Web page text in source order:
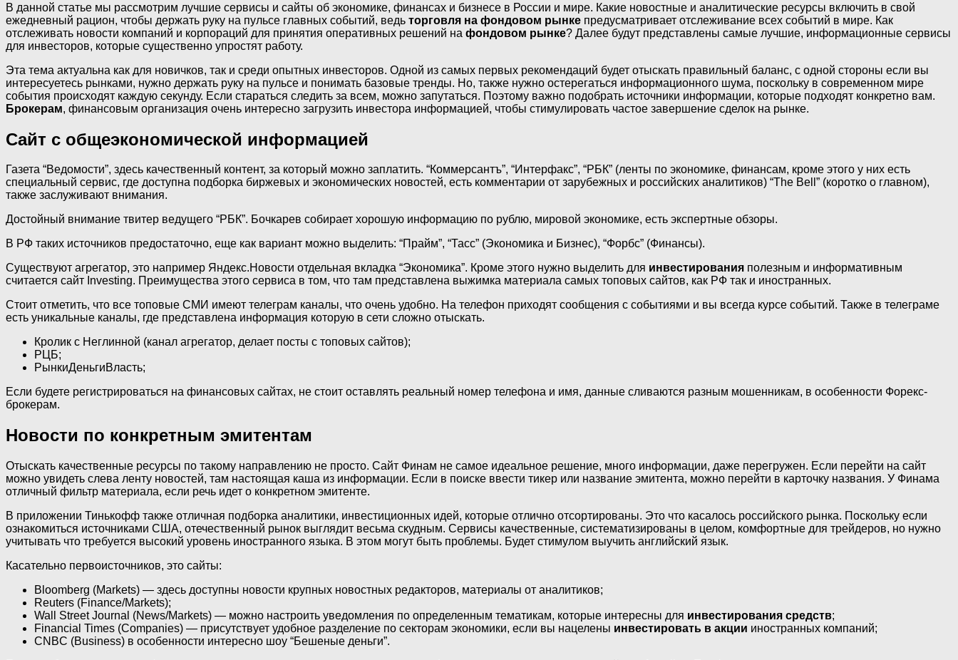
В данной статье мы рассмотрим лучшие сервисы и сайты об экономике, финансах и бизнесе в России и мире. Какие новостные и аналитические ресурсы включить в свой
ежедневный рацион, чтобы держать руку на пульсе главных событий, ведь торговля на фондовом рынке предусматривает отслеживание всех событий в мире. Как
отслеживать новости компаний и корпораций для принятия оперативных решений на фондовом рынке? Далее будут представлены самые лучшие, информационные сервисы
для инвесторов, которые существенно упростят работу.
Эта тема актуальна как для новичков, так и среди опытных инвесторов. Одной из самых первых рекомендаций будет отыскать правильный баланс, с одной стороны если вы
интересуетесь рынками, нужно держать руку на пульсе и понимать базовые тренды. Но, также нужно остерегаться информационного шума, поскольку в современном мире
события происходят каждую секунду. Если стараться следить за всем, можно запутаться. Поэтому важно подобрать источники информации, которые подходят конкретно вам.
Брокерам, финансовым организация очень интересно загрузить инвестора информацией, чтобы стимулировать частое завершение сделок на рынке.
Сайт с общеэкономической информацией
Газета “Ведомости”, здесь качественный контент, за который можно заплатить. “Коммерсантъ”, “Интерфакс”, “РБК” (ленты по экономике, финансам, кроме этого у них есть
специальный сервис, где доступна подборка биржевых и экономических новостей, есть комментарии от зарубежных и российских аналитиков) “The Bell” (коротко о главном),
также заслуживают внимания.
Достойный внимание твитер ведущего “РБК”. Бочкарев собирает хорошую информацию по рублю, мировой экономике, есть экспертные обзоры.
В РФ таких источников предостаточно, еще как вариант можно выделить: “Прайм”, “Тасс” (Экономика и Бизнес), “Форбс” (Финансы).
Существуют агрегатор, это например Яндекс.Новости отдельная вкладка “Экономика”. Кроме этого нужно выделить для инвестирования полезным и информативным
считается сайт Investing. Преимущества этого сервиса в том, что там представлена выжимка материала самых топовых сайтов, как РФ так и иностранных.
Стоит отметить, что все топовые СМИ имеют телеграм каналы, что очень удобно. На телефон приходят сообщения с событиями и вы всегда курсе событий. Также в телеграме
есть уникальные каналы, где представлена информация которую в сети сложно отыскать.
Кролик с Неглинной (канал агрегатор, делает посты с топовых сайтов);
РЦБ;
РынкиДеньгиВласть;
Если будете регистрироваться на финансовых сайтах, не стоит оставлять реальный номер телефона и имя, данные сливаются разным мошенникам, в особенности Форекс-
брокерам.
Новости по конкретным эмитентам
Отыскать качественные ресурсы по такому направлению не просто. Сайт Финам не самое идеальное решение, много информации, даже перегружен. Если перейти на сайт
можно увидеть слева ленту новостей, там настоящая каша из информации. Если в поиске ввести тикер или название эмитента, можно перейти в карточку названия. У Финама
отличный фильтр материала, если речь идет о конкретном эмитенте.
В приложении Тинькофф также отличная подборка аналитики, инвестиционных идей, которые отлично отсортированы. Это что касалось российского рынка. Поскольку если
ознакомиться источниками США, отечественный рынок выглядит весьма скудным. Сервисы качественные, систематизированы в целом, комфортные для трейдеров, но нужно
учитывать что требуется высокий уровень иностранного языка. В этом могут быть проблемы. Будет стимулом выучить английский язык.
Касательно первоисточников, это сайты:
Bloomberg (Markets) — здесь доступны новости крупных новостных редакторов, материалы от аналитиков;
Reuters (Finance/Markets);
Wall Street Journal (News/Markets) — можно настроить уведомления по определенным тематикам, которые интересны для инвестирования средств;
Financial Times (Сompanies) — присутствует удобное разделение по секторам экономики, если вы нацелены инвестировать в акции иностранных компаний;
CNBC (Business) в особенности интересно шоу “Бешеные деньги”.